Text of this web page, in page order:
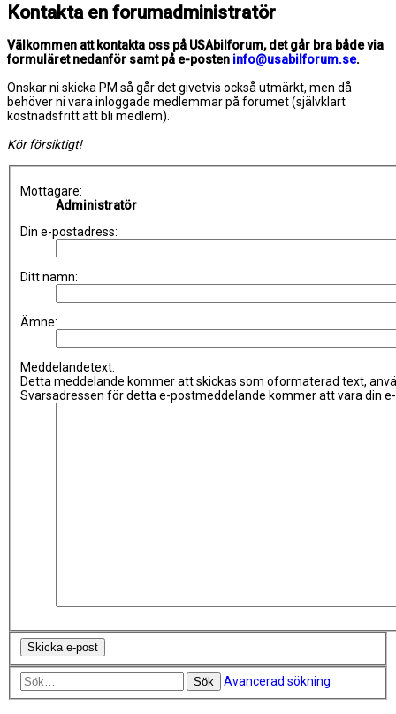
Kontakta en forumadministratör
Välkommen att kontakta oss på USAbilforum, det går bra både via
formuläret nedanför samt på e-posten info@usabilforum.se.
Önskar ni skicka PM så går det givetvis också utmärkt, men då
behöver ni vara inloggade medlemmar på forumet (självklart
kostnadsfritt att bli medlem).
Kör försiktigt!
Mottagare:
Administratör
Din e-postadress:
Ditt namn:
Ämne:
Meddelandetext:
Detta meddelande kommer att skickas som oformaterad text,
Svarsadressen för detta e-postmeddelande kommer att vara din
Sök Avancerad sökning